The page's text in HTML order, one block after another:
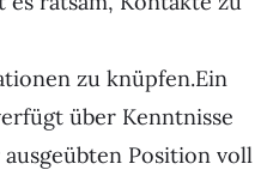
zu knüpfen.Ein
über Kenntnisse
Position voll